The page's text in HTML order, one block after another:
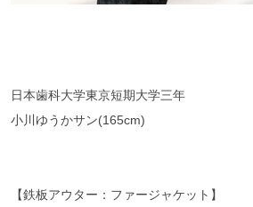
日本歯科大学東京短期大学三年
小川ゆうかサン(165cm)
【鉄板アウター：ファージャケット】